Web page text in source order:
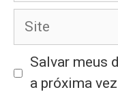
Site
Salvar meus
a próxima